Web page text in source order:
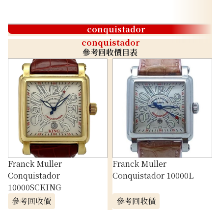
conquistador
conquistador
參考回收價目表
Franck Muller
Conquistador
10000SCKING
參考回收價
Franck Muller
Conquistador 10000L
參考回收價